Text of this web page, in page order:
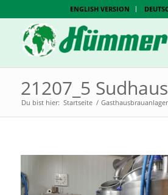
ENGLISH VERSION
21207_5
Du bist hier: Startseite /